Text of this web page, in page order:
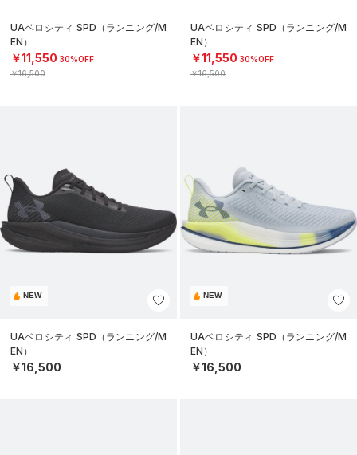
UAベロシティ SPD（ランニング/M
EN）
￥11,550 30%OFF
￥16,500
UAベロシティ SPD（ランニング/M
EN）
￥11,550 30%OFF
￥16,500
NEW
UAベロシティ SPD（ランニング/M
EN）
￥16,500
NEW
UAベロシティ SPD（ランニング/M
EN）
￥16,500